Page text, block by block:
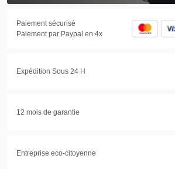
Paiement sécurisé
Paiement par Paypal en 4x
Expédition Sous 24 H
12 mois de garantie
Entreprise eco-citoyenne